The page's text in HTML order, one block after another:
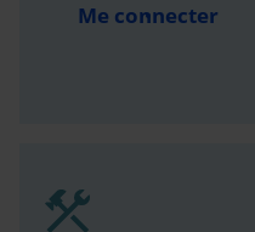
Me connecter